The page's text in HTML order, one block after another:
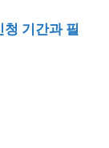
기간과 필